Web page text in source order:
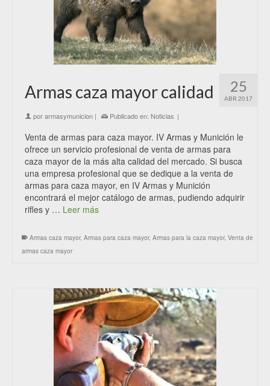
25
ABR 2017
Armas caza mayor calidad
porarmasymunicion | Publicado en: Noticias |
Venta de armas para caza mayor. IV Armas y Munición le
ofrece un servicio profesional de venta de armas para
caza mayor de la más alta calidad del mercado. Si busca
una empresa profesional que se dedique a la venta de
armas para caza mayor, en IV Armas y Munición
encontrará el mejor catálogo de armas, pudiendo adquirir
rifles y … Leer más
Armas caza mayor, Armas para caza mayor, Armas para la caza mayor, Venta de
armas caza mayor